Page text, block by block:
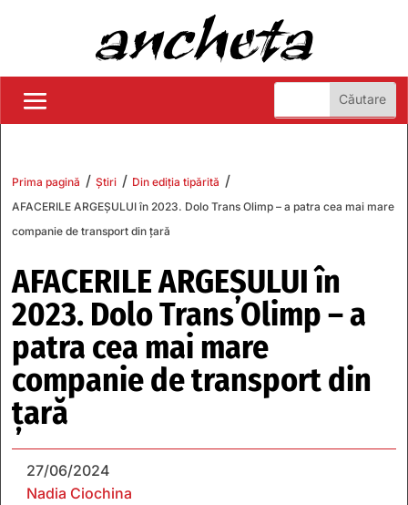
Prima pagină / Știri / Din ediția tipărită /
AFACERILE ARGEŞULUI în 2023. Dolo Trans Olimp – a patra cea mai mare
companie de transport din ţară
AFACERILE ARGEŞULUI în
2023. Dolo Trans Olimp – a
patra cea mai mare
companie de transport din
ţară
27/06/2024
Nadia Ciochina